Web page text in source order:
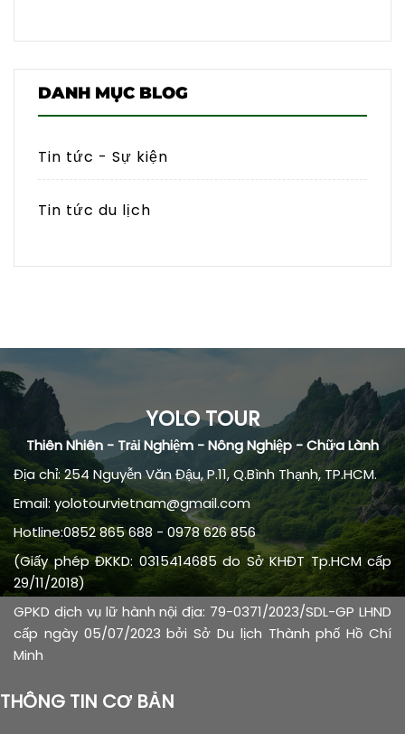
DANH MỤC BLOG
Tin tức - Sự kiện
Tin tức du lịch
YOLO TOUR
Thiên Nhiên - Trải Nghiệm - Nông Nghiệp - Chữa Lành
Địa chỉ: 254 Nguyễn Văn Đậu, P.11, Q.Bình Thạnh, TP.HCM.
Email: yolotourvietnam@gmail.com
Hotline:0852 865 688 - 0978 626 856
(Giấy phép ĐKKD: 0315414685 do Sở KHĐT Tp.HCM cấp
29/11/2018)
GPKD dịch vụ lữ hành nội địa: 79-0371/2023/SDL-GP LHND
cấp ngày 05/07/2023 bởi Sở Du lịch Thành phố Hồ Chí
Minh
THÔNG TIN CƠ BẢN